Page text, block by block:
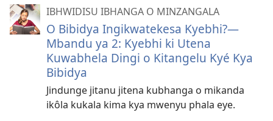
IBHWIDISU IBHANGA O MINZANGALA
O Bibidya Ingikwatekesa Kyebhi?—
Mbandu ya 2: Kyebhi ki Utena
Kuwabhela Dingi o Kitangelu Kyé Kya
Bibidya
Jindunge jitanu jitena kubhanga o mikanda
ikôla kukala kima kya mwenyu phala eye.